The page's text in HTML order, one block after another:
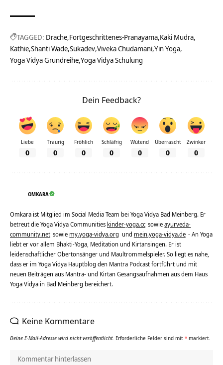
TAGGED: Drache Fortgeschrittenes-Pranayama Kaki Mudra
Kathie Shanti Wade Sukadev Viveka Chudamani Yin Yoga
Yoga Vidya Grundreihe Yoga Vidya Schulung
Dein Feedback?
Liebe
0
Traurig
0
Fröhlich
0
Schläfrig
0
Wütend
0
Überrascht
0
Zwinker
0
OMKARA
Omkara ist Mitglied im Social Media Team bei Yoga Vidya Bad Meinberg. Er
betreut die Yoga Vidya Communities kinder-yoga.cc sowieayurveda-
community.net sowie my.yoga-vidya.org und mein.yoga-vidya.de - An Yoga
liebt er vor allem Bhakti-Yoga, Meditation und Kirtansingen. Er ist
leidenschaftlicher Obertonsänger und Maultrommelspieler. So liegt es nahe,
dass er im Yoga Vidya Hauptblog den Mantra Podcast fortführt und mit
neuen Beiträgen aus Mantra- und Kirtan Gesangsaufnahmen aus dem Haus
Yoga Vidya in Bad Meinberg bereichert.
Keine Kommentare
Deine E-Mail-Adresse wird nicht veröffentlicht. Erforderliche Felder sind mit * markiert.